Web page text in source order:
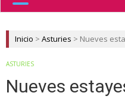
Inicio > Asturies > Nueves
ASTURIES
Nueves